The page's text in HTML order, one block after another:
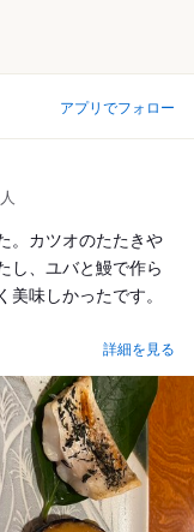
アプリでフォロー
。カツオのたたきや
し、ユバと鰻で作ら
味しかったです。
詳細を見る